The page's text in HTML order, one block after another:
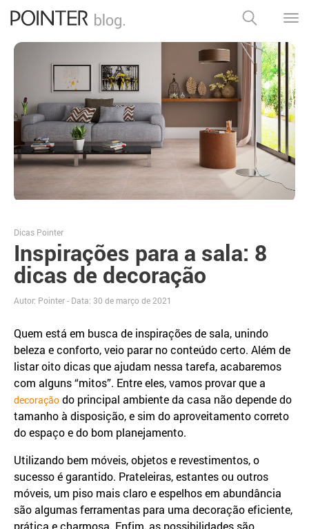
Inspirações para a sala: 8
dicas de decoração
Dicas Pointer
Autor: Pointer - Data: 30 de março de 2021
Quem está em busca de inspirações de sala, unindo
beleza e conforto, veio parar no conteúdo certo. Além de
listar oito dicas que ajudam nessa tarefa, acabaremos
com alguns “mitos”. Entre eles, vamos provar que a
decoração do principal ambiente da casa não depende do
tamanho à disposição, e sim do aproveitamento correto
do espaço e do bom planejamento.
Utilizando bem móveis, objetos e revestimentos, o
sucesso é garantido. Prateleiras, estantes ou outros
móveis, um piso mais claro e espelhos em abundância
são algumas ferramentas para uma decoração eficiente,